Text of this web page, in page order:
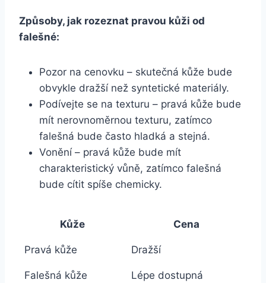
Způsoby, jak rozeznat pravou kůži od
falešné:
Pozor na cenovku – skutečná kůže bude
obvykle dražší než syntetické‌ materiály.
Podívejte se na texturu – pravá kůže bude
mít nerovnoměrnou ⁣texturu, zatímco
falešná bude často ⁢hladká a stejná.
Vonění – pravá kůže bude mít
‌charakteristický⁣ vůně, zatímco falešná
‍bude cítit spíše chemicky.
Kůže Cena
Pravá ‍kůže Dražší
Falešná kůže Lépe dostupná